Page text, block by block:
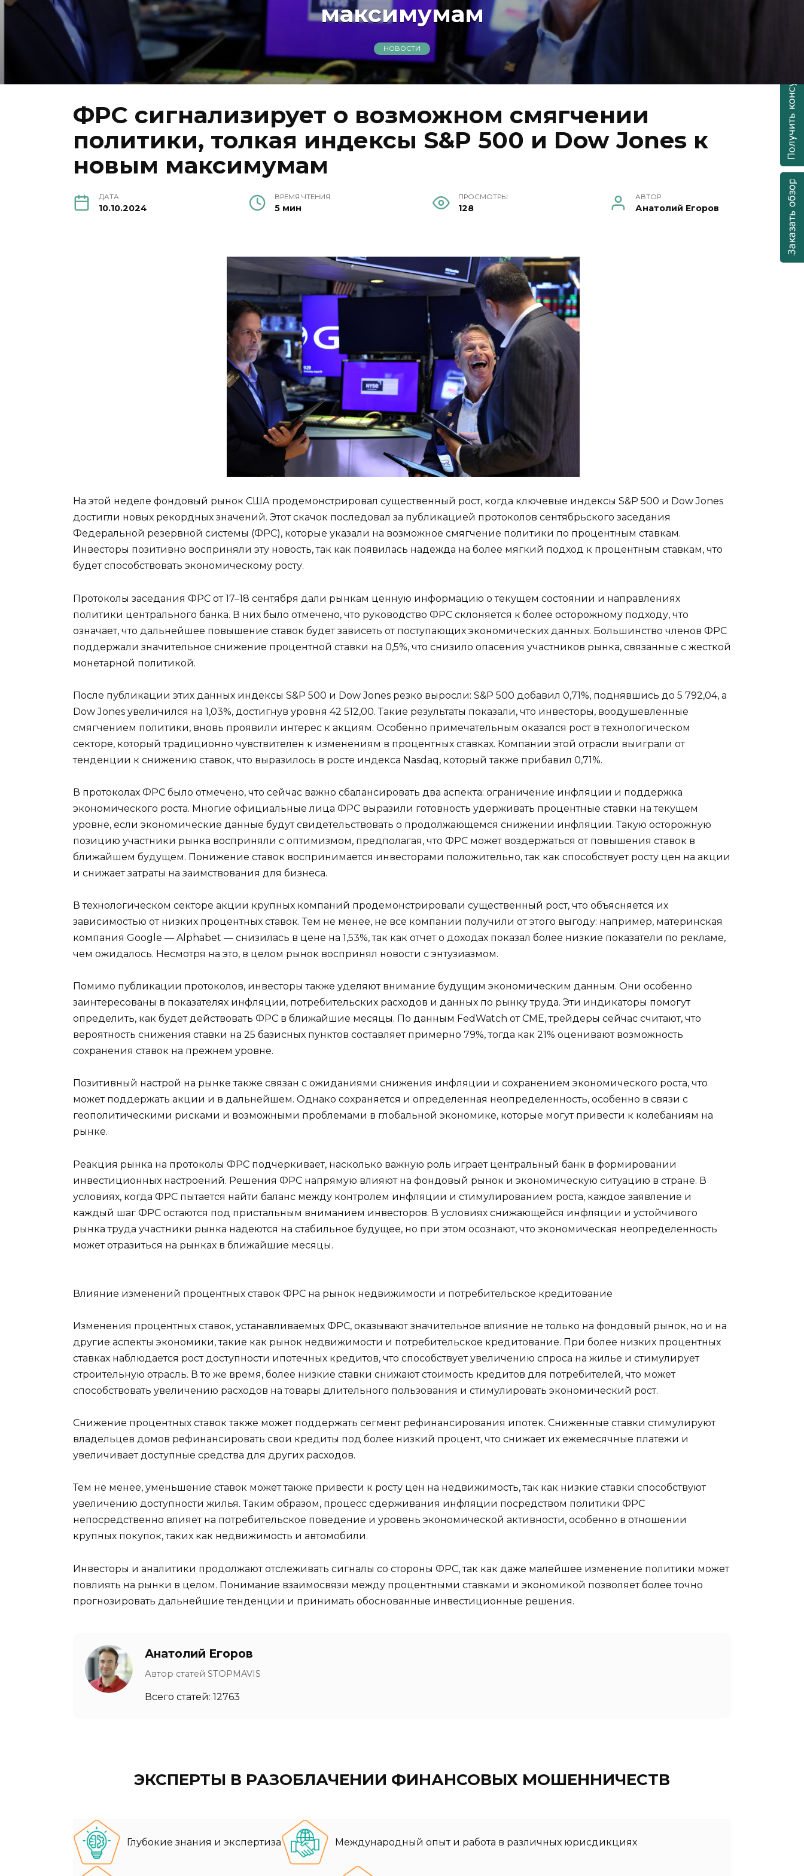
максимумам
НОВОСТИ
ФРС сигнализирует о возможном смягчении
политики, толкая индексы S&P 500 и Dow Jones к
новым максимумам
ДАТА
10.10.2024
ВРЕМЯ ЧТЕНИЯ
5 мин
ПРОСМОТРЫ
128
АВТОР
Анатолий Егоров
На этой неделе фондовый рынок США продемонстрировал существенный рост, когда ключевые индексы S&P 500 и Dow Jones
достигли новых рекордных значений. Этот скачок последовал за публикацией протоколов сентябрьского заседания
Федеральной резервной системы (ФРС), которые указали на возможное смягчение политики по процентным ставкам.
Инвесторы позитивно восприняли эту новость, так как появилась надежда на более мягкий подход к процентным ставкам, что
будет способствовать экономическому росту.
Протоколы заседания ФРС от 17–18 сентября дали рынкам ценную информацию о текущем состоянии и направлениях
политики центрального банка. В них было отмечено, что руководство ФРС склоняется к более осторожному подходу, что
означает, что дальнейшее повышение ставок будет зависеть от поступающих экономических данных. Большинство членов ФРС
поддержали значительное снижение процентной ставки на 0,5%, что снизило опасения участников рынка, связанные с жесткой
монетарной политикой.
После публикации этих данных индексы S&P 500 и Dow Jones резко выросли: S&P 500 добавил 0,71%, поднявшись до 5 792,04, а
Dow Jones увеличился на 1,03%, достигнув уровня 42 512,00. Такие результаты показали, что инвесторы, воодушевленные
смягчением политики, вновь проявили интерес к акциям. Особенно примечательным оказался рост в технологическом
секторе, который традиционно чувствителен к изменениям в процентных ставках. Компании этой отрасли выиграли от
тенденции к снижению ставок, что выразилось в росте индекса Nasdaq, который также прибавил 0,71%.
В протоколах ФРС было отмечено, что сейчас важно сбалансировать два аспекта: ограничение инфляции и поддержка
экономического роста. Многие официальные лица ФРС выразили готовность удерживать процентные ставки на текущем
уровне, если экономические данные будут свидетельствовать о продолжающемся снижении инфляции. Такую осторожную
позицию участники рынка восприняли с оптимизмом, предполагая, что ФРС может воздержаться от повышения ставок в
ближайшем будущем. Понижение ставок воспринимается инвесторами положительно, так как способствует росту цен на акции
и снижает затраты на заимствования для бизнеса.
В технологическом секторе акции крупных компаний продемонстрировали существенный рост, что объясняется их
зависимостью от низких процентных ставок. Тем не менее, не все компании получили от этого выгоду: например, материнская
компания Google — Alphabet — снизилась в цене на 1,53%, так как отчет о доходах показал более низкие показатели по рекламе,
чем ожидалось. Несмотря на это, в целом рынок воспринял новости с энтузиазмом.
Помимо публикации протоколов, инвесторы также уделяют внимание будущим экономическим данным. Они особенно
заинтересованы в показателях инфляции, потребительских расходов и данных по рынку труда. Эти индикаторы помогут
определить, как будет действовать ФРС в ближайшие месяцы. По данным FedWatch от CME, трейдеры сейчас считают, что
вероятность снижения ставки на 25 базисных пунктов составляет примерно 79%, тогда как 21% оценивают возможность
сохранения ставок на прежнем уровне.
Позитивный настрой на рынке также связан с ожиданиями снижения инфляции и сохранением экономического роста, что
может поддержать акции и в дальнейшем. Однако сохраняется и определенная неопределенность, особенно в связи с
геополитическими рисками и возможными проблемами в глобальной экономике, которые могут привести к колебаниям на
рынке.
Реакция рынка на протоколы ФРС подчеркивает, насколько важную роль играет центральный банк в формировании
инвестиционных настроений. Решения ФРС напрямую влияют на фондовый рынок и экономическую ситуацию в стране. В
условиях, когда ФРС пытается найти баланс между контролем инфляции и стимулированием роста, каждое заявление и
каждый шаг ФРС остаются под пристальным вниманием инвесторов. В условиях снижающейся инфляции и устойчивого
рынка труда участники рынка надеются на стабильное будущее, но при этом осознают, что экономическая неопределенность
может отразиться на рынках в ближайшие месяцы.
Влияние изменений процентных ставок ФРС на рынок недвижимости и потребительское кредитование
Изменения процентных ставок, устанавливаемых ФРС, оказывают значительное влияние не только на фондовый рынок, но и на
другие аспекты экономики, такие как рынок недвижимости и потребительское кредитование. При более низких процентных
ставках наблюдается рост доступности ипотечных кредитов, что способствует увеличению спроса на жилье и стимулирует
строительную отрасль. В то же время, более низкие ставки снижают стоимость кредитов для потребителей, что может
способствовать увеличению расходов на товары длительного пользования и стимулировать экономический рост.
Снижение процентных ставок также может поддержать сегмент рефинансирования ипотек. Сниженные ставки стимулируют
владельцев домов рефинансировать свои кредиты под более низкий процент, что снижает их ежемесячные платежи и
увеличивает доступные средства для других расходов.
Тем не менее, уменьшение ставок может также привести к росту цен на недвижимость, так как низкие ставки способствуют
увеличению доступности жилья. Таким образом, процесс сдерживания инфляции посредством политики ФРС
непосредственно влияет на потребительское поведение и уровень экономической активности, особенно в отношении
крупных покупок, таких как недвижимость и автомобили.
Инвесторы и аналитики продолжают отслеживать сигналы со стороны ФРС, так как даже малейшее изменение политики может
повлиять на рынки в целом. Понимание взаимосвязи между процентными ставками и экономикой позволяет более точно
прогнозировать дальнейшие тенденции и принимать обоснованные инвестиционные решения.
Анатолий Егоров
Автор статей STOPMAVIS
Всего статей: 12763
ЭКСПЕРТЫ В РАЗОБЛАЧЕНИИ ФИНАНСОВЫХ МОШЕННИЧЕСТВ
Глубокие знания и экспертиза Международный опыт и работа в различных юрисдикциях